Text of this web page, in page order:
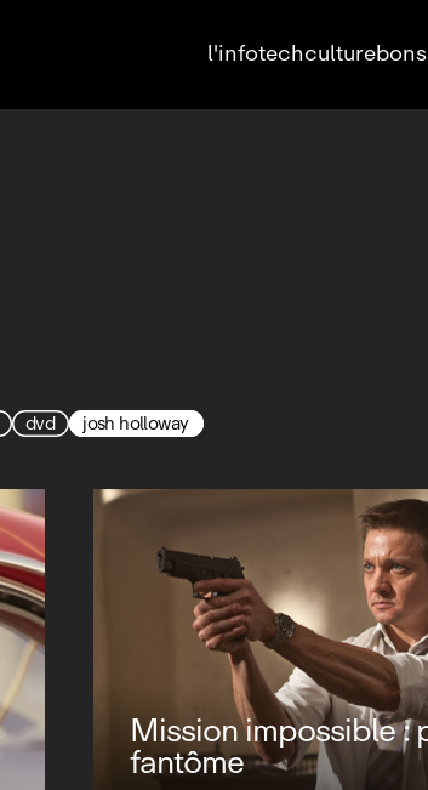
l'infotechculture
dvd josh holloway
Mission impossible :
fantôme